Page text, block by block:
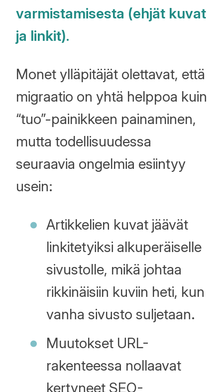
varmistamisesta (ehjät kuvat
ja linkit).
Monet ylläpitäjät olettavat, että
migraatio on yhtä helppoa kuin
“tuo”-painikkeen painaminen,
mutta todellisuudessa
seuraavia ongelmia esiintyy
usein:
Artikkelien kuvat jäävät
linkitetyiksi alkuperäiselle
sivustolle, mikä johtaa
rikkinäisiin kuviin heti, kun
vanha sivusto suljetaan.
Muutokset URL-
rakenteessa nollaavat
kertyneet SEO-